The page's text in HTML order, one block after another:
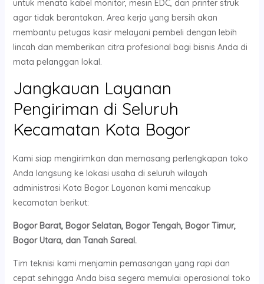
untuk menata kabel monitor, mesin EDC, dan printer struk
agar tidak berantakan. Area kerja yang bersih akan
membantu petugas kasir melayani pembeli dengan lebih
lincah dan memberikan citra profesional bagi bisnis Anda di
mata pelanggan lokal.
Jangkauan Layanan
Pengiriman di Seluruh
Kecamatan Kota Bogor
Kami siap mengirimkan dan memasang perlengkapan toko
Anda langsung ke lokasi usaha di seluruh wilayah
administrasi Kota Bogor. Layanan kami mencakup
kecamatan berikut:
Bogor Barat, Bogor Selatan, Bogor Tengah, Bogor Timur,
Bogor Utara, dan Tanah Sareal.
Tim teknisi kami menjamin pemasangan yang rapi dan
cepat sehingga Anda bisa segera memulai operasional toko